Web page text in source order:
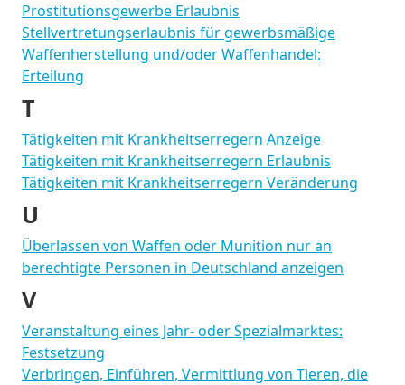
Prostitutionsgewerbe Erlaubnis
Stellvertretungserlaubnis für gewerbsmäßige
Waffenherstellung und/oder Waffenhandel:
Erteilung
T
Tätigkeiten mit Krankheitserregern Anzeige
Tätigkeiten mit Krankheitserregern Erlaubnis
Tätigkeiten mit Krankheitserregern Veränderung
U
Überlassen von Waffen oder Munition nur an
berechtigte Personen in Deutschland anzeigen
V
Veranstaltung eines Jahr- oder Spezialmarktes:
Festsetzung
Verbringen, Einführen, Vermittlung von Tieren, die